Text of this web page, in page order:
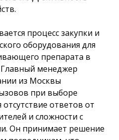
процесс закупки и
оборудования для
препарата в
Главный менеджер
из Москвы
при выборе
ответов от
и сложности с
Он принимает решение